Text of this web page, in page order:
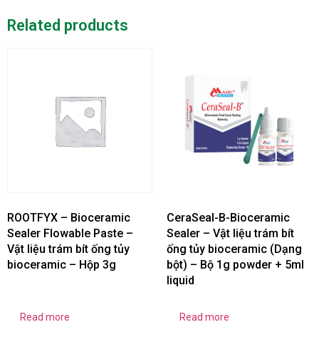
Related products
ROOTFYX – Bioceramic
Sealer Flowable Paste –
Vật liệu trám bít ống tủy
bioceramic – Hộp 3g
Read more
CeraSeal-B-Bioceramic
Sealer – Vật liệu trám bít
ống tủy bioceramic (Dạng
bột) – Bộ 1g powder + 5ml
liquid
Read more